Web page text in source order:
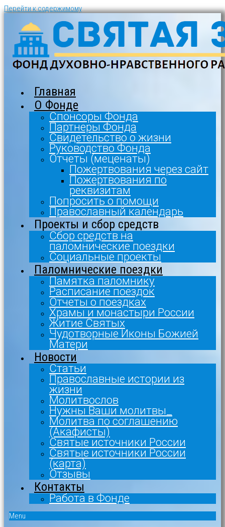
Перейти к содержимому
Главная
О Фонде
Спонсоры Фонда
Партнеры Фонда
Свидетельство о жизни
Руководство Фонда
Отчеты (меценаты)
Пожертвования через сайт
Пожертвования по
реквизитам
Попросить о помощи
Православный календарь
Проекты и сбор средств
Сбор средств на
паломнические поездки
Социальные проекты
Паломнические поездки
Памятка паломнику
Расписание поездок
Отчеты о поездках
Храмы и монастыри России
Житие Святых
Чудотворные Иконы Божией
Матери
Новости
Статьи
Православные истории из
жизни
Молитвослов
Нужны Ваши молитвы_
Молитва по соглашению
(Акафисты)
Святые источники России
Святые источники России
(карта)
Отзывы
Контакты
Работа в Фонде
Menu